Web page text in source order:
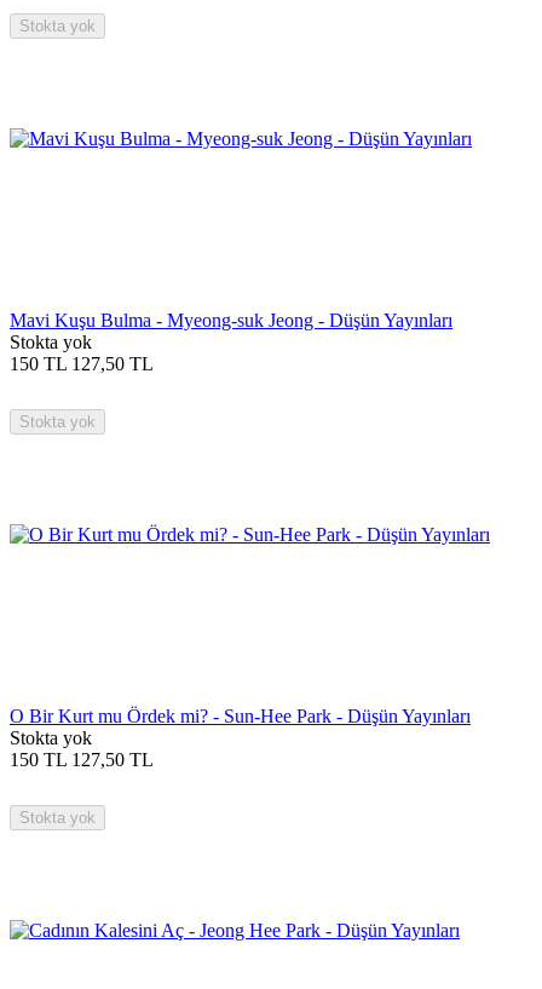
Stokta yok
Mavi Kuşu Bulma - Myeong-suk Jeong - Düşün Yayınları
Stokta yok
150 TL 127,50 TL
Stokta yok
O Bir Kurt mu Ördek mi? - Sun-Hee Park - Düşün Yayınları
Stokta yok
150 TL 127,50 TL
Stokta yok